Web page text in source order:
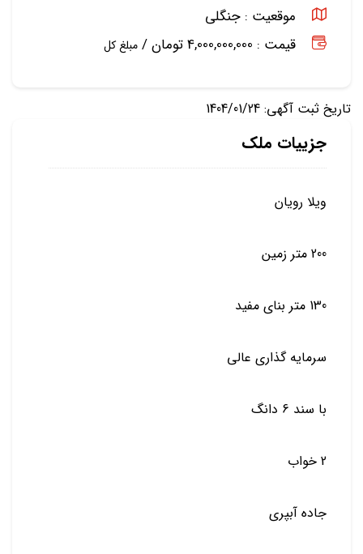
موقعیت : جنگلی
قیمت : 4,000,000,000 تومان /
مبلغ کل
تاریخ ثبت آگهی: 1404/01/24
جزییات ملک
ویلا رویان
200 متر زمین
130 متر بنای مفید
سرمایه گذاری عالی
با سند 6 دانگ
2 خواب
جاده آبپری